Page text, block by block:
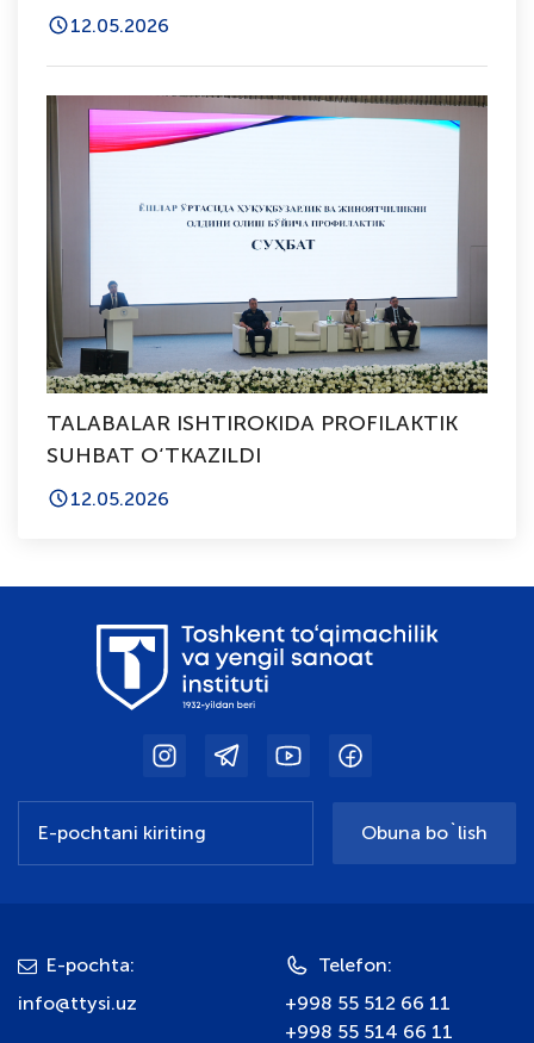
O’RNATILMOQDA
12.05.2026
TALABALAR ISHTIROKIDA PROFILAKTIK
SUHBAT O‘TKAZILDI
12.05.2026
Obuna bo`lish
E-pochta:
info@ttysi.uz
Telefon:
+998 55 512 66 11
+998 55 514 66 11